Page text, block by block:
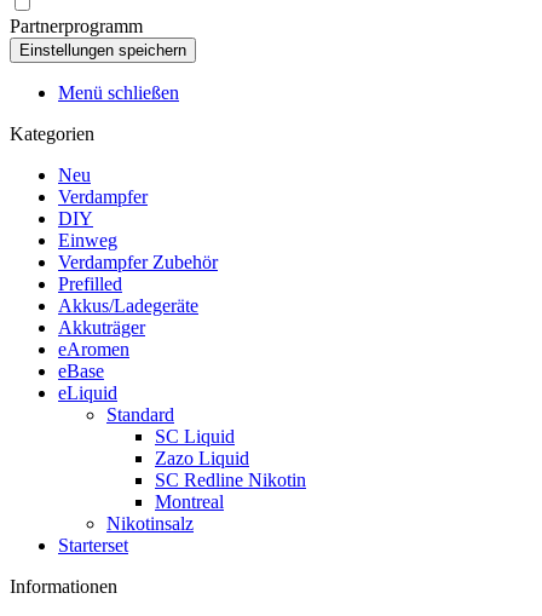
Partnerprogramm
Menü schließen
Kategorien
Neu
Verdampfer
DIY
Einweg
Verdampfer Zubehör
Prefilled
Akkus/Ladegeräte
Akkuträger
eAromen
eBase
eLiquid
Standard
SC Liquid
Zazo Liquid
SC Redline Nikotin
Montreal
Nikotinsalz
Starterset
Informationen